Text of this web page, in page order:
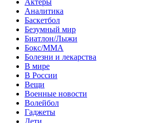
Актеры
Аналитика
Баскетбол
Безумный мир
Биатлон/Лыжи
Бокс/MMA
Болезни и лекарства
В мире
В России
Вещи
Военные новости
Волейбол
Гаджеты